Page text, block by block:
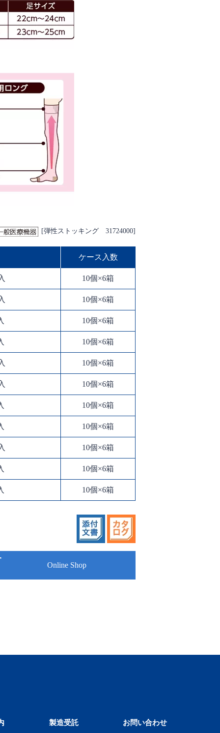
[弾性ストッキング 31724000]
ケース入数
10個×6箱
10個×6箱
10個×6箱
10個×6箱
10個×6箱
10個×6箱
10個×6箱
10個×6箱
10個×6箱
10個×6箱
10個×6箱
Online Shop
製造受託 お問い合わせ